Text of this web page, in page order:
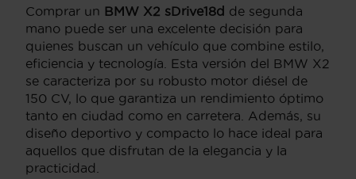
Comprar un BMW X2 sDrive18d de segunda
mano puede ser una excelente decisión para
quienes buscan un vehículo que combine estilo,
eficiencia y tecnología. Esta versión del BMW X2
se caracteriza por su robusto motor diésel de
150 CV, lo que garantiza un rendimiento óptimo
tanto en ciudad como en carretera. Además, su
diseño deportivo y compacto lo hace ideal para
aquellos que disfrutan de la elegancia y la
practicidad.